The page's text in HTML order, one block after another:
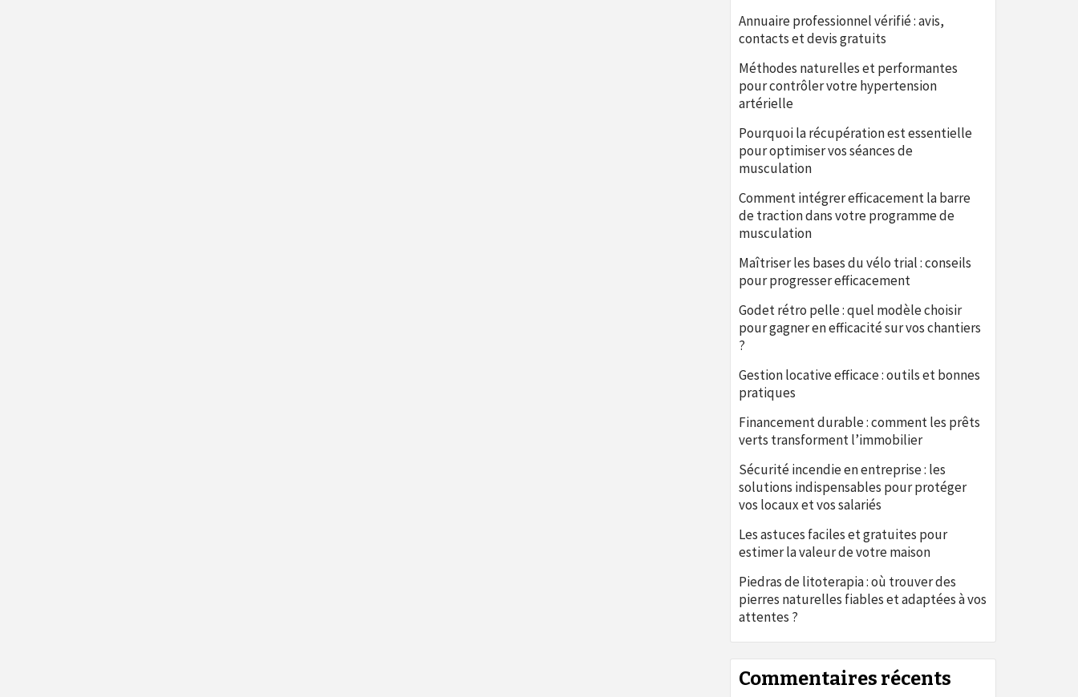
Annuaire professionnel vérifié : avis,
contacts et devis gratuits
Méthodes naturelles et performantes
pour contrôler votre hypertension
artérielle
Pourquoi la récupération est essentielle
pour optimiser vos séances de
musculation
Comment intégrer efficacement la barre
de traction dans votre programme de
musculation
Maîtriser les bases du vélo trial : conseils
pour progresser efficacement
Godet rétro pelle : quel modèle choisir
pour gagner en efficacité sur vos chantiers
?
Gestion locative efficace : outils et bonnes
pratiques
Financement durable : comment les prêts
verts transforment l’immobilier
Sécurité incendie en entreprise : les
solutions indispensables pour protéger
vos locaux et vos salariés
Les astuces faciles et gratuites pour
estimer la valeur de votre maison
Piedras de litoterapia : où trouver des
pierres naturelles fiables et adaptées à vos
attentes ?
Commentaires récents